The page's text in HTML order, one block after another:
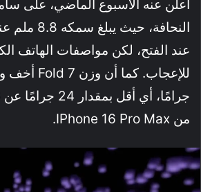
أُعلن عنه الأسبوع الماضي، على
عند الفتح، لكن مواصفات الهاتف
من IPhone 16 Pro Max.